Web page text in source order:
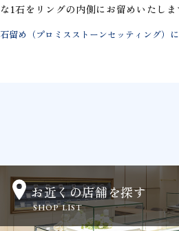
な1石をリングの内側にお留めいたしま
石留め（プロミスストーンセッティング）
お近くの店舗を探す
SHOP LIST